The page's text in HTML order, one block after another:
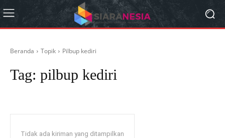
Beranda Topik Pilbup kediri
Tag: pilbup kediri
Tidak ada kiriman yang ditampilkan